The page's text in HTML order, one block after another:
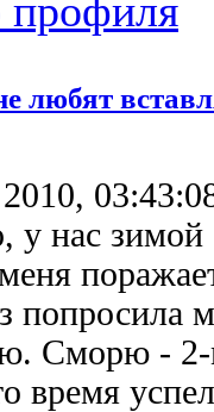
любят
у нас зимой
попросила
Сморю - 2-
время